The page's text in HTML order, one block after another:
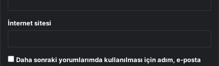
İnternet sitesi
Daha sonraki yorumlarımda kullanılması için adım, e-posta